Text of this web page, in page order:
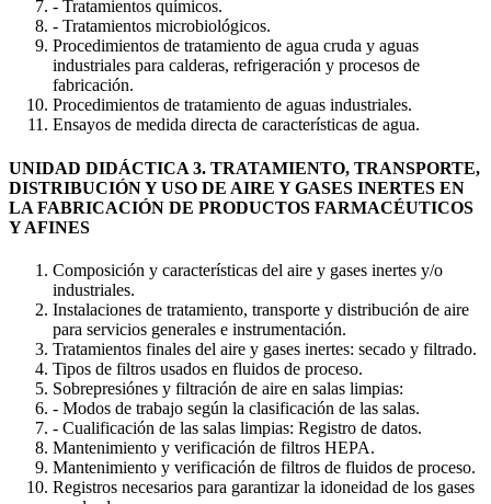
- Tratamientos químicos.
- Tratamientos microbiológicos.
Procedimientos de tratamiento de agua cruda y aguas
industriales para calderas, refrigeración y procesos de
fabricación.
Procedimientos de tratamiento de aguas industriales.
Ensayos de medida directa de características de agua.
UNIDAD DIDÁCTICA 3. TRATAMIENTO, TRANSPORTE,
DISTRIBUCIÓN Y USO DE AIRE Y GASES INERTES EN
LA FABRICACIÓN DE PRODUCTOS FARMACÉUTICOS
Y AFINES
Composición y características del aire y gases inertes y/o
industriales.
Instalaciones de tratamiento, transporte y distribución de aire
para servicios generales e instrumentación.
Tratamientos finales del aire y gases inertes: secado y filtrado.
Tipos de filtros usados en fluidos de proceso.
Sobrepresiónes y filtración de aire en salas limpias:
- Modos de trabajo según la clasificación de las salas.
- Cualificación de las salas limpias: Registro de datos.
Mantenimiento y verificación de filtros HEPA.
Mantenimiento y verificación de filtros de fluidos de proceso.
Registros necesarios para garantizar la idoneidad de los gases